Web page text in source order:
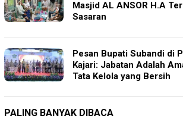
Masjid AL ANSOR H.A
Sasaran
Pesan Bupati Subandi di
Kajari: Jabatan Adalah
Tata Kelola yang Bersih
PALING BANYAK DIBACA